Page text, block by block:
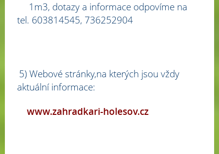
1m3, dotazy a informace odpovíme na
tel. 603814545, 736252904
5) Webové stránky,na kterých jsou vždy
aktuální informace:
www.zahradkari-holesov.cz